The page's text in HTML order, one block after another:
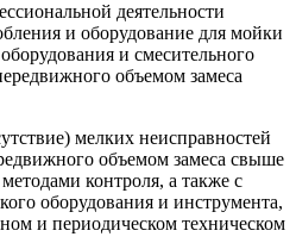
деятельности
и оборудование для мойки
и смесительного
объемом замеса
мелких неисправностей
объемом замеса свыше
контроля, а также с
оборудования и инструмента,
и периодическом техническом